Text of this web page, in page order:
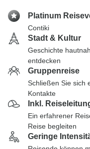
Platinum
Contiki
Stadt & Kultur
Geschichte
entdecken
Gruppenreise
Schließen Sie sich
Kontakte
Inkl.
Ein erfahrener
Reise begleiten
Geringe